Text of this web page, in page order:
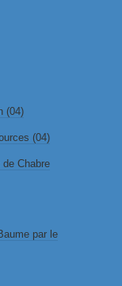
(04)
(04)
Chabre
par le